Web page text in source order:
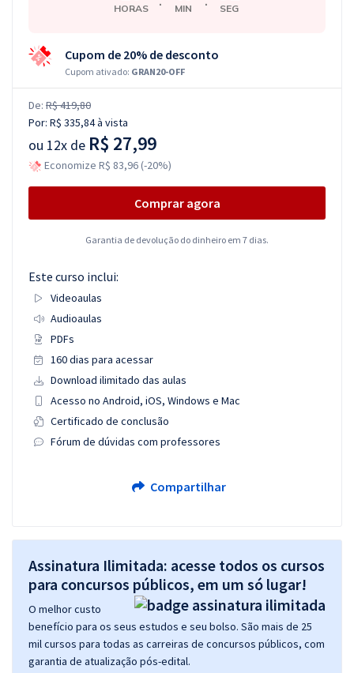
HORAS MIN SEG
Cupom de 20% de desconto
Cupom ativado: GRAN20-OFF
De: R$ 419,80
Por: R$ 335,84à vista
ou 12x de R$ 27,99
Economize R$ 83,96 (-20%)
Comprar agora
Garantia de devolução do dinheiro em 7 dias.
Este curso inclui:
Videoaulas
Audioaulas
PDFs
160 dias para acessar
Download ilimitado das aulas
Acesso no Android, iOS, Windows e Mac
Certificado de conclusão
Fórum de dúvidas com professores
Compartilhar
Assinatura Ilimitada: acesse todos os cursos
para concursos públicos, em um só lugar!
O melhor custo
benefício para os seus estudos e seu bolso. São mais de 25
mil cursos para todas as carreiras de concursos públicos, com
garantia de atualização pós-edital.